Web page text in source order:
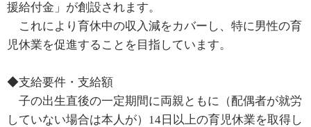
援給付金」が創設されます。
これにより育休中の収入減をカバーし、特に男性の育
児休業を促進することを目指しています。
◆支給要件・支給額
子の出生直後の一定期間に両親ともに（配偶者が就労
していない場合は本人が）14日以上の育児休業を取得し